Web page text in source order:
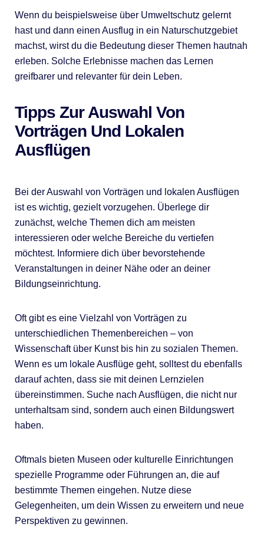
Wenn du beispielsweise über Umweltschutz gelernt
hast und dann einen Ausflug in ein Naturschutzgebiet
machst, wirst du die Bedeutung dieser Themen hautnah
erleben. Solche Erlebnisse machen das Lernen
greifbarer und relevanter für dein Leben.
Tipps Zur Auswahl Von
Vorträgen Und Lokalen
Ausflügen
Bei der Auswahl von Vorträgen und lokalen Ausflügen
ist es wichtig, gezielt vorzugehen. Überlege dir
zunächst, welche Themen dich am meisten
interessieren oder welche Bereiche du vertiefen
möchtest. Informiere dich über bevorstehende
Veranstaltungen in deiner Nähe oder an deiner
Bildungseinrichtung.
Oft gibt es eine Vielzahl von Vorträgen zu
unterschiedlichen Themenbereichen – von
Wissenschaft über Kunst bis hin zu sozialen Themen.
Wenn es um lokale Ausflüge geht, solltest du ebenfalls
darauf achten, dass sie mit deinen Lernzielen
übereinstimmen. Suche nach Ausflügen, die nicht nur
unterhaltsam sind, sondern auch einen Bildungswert
haben.
Oftmals bieten Museen oder kulturelle Einrichtungen
spezielle Programme oder Führungen an, die auf
bestimmte Themen eingehen. Nutze diese
Gelegenheiten, um dein Wissen zu erweitern und neue
Perspektiven zu gewinnen.